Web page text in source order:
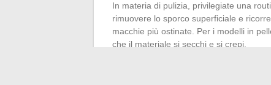
In materia di pulizia, privilegiate una
rimuovere lo sporco superficiale e
macchie più ostinate. Per i modelli in
che il materiale si secchi e si crepi.